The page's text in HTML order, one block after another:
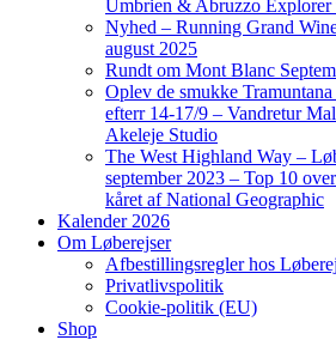
Umbrien & Abruzzo Explorer
Nyhed – Running Grand
august 2025
Rundt om Mont Blanc
Oplev de smukke
efterr 14-17/9 – Vandretur
Akeleje Studio
The West Highland Way –
september 2023 – Top 10
kåret af National Geographic
Kalender 2026
Om Løberejser
Afbestillingsregler hos
Privatlivspolitik
Cookie-politik (EU)
Shop